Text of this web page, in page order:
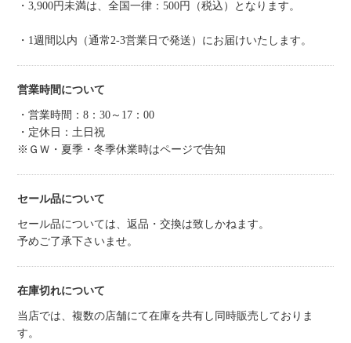
・3,900円未満は、全国一律：500円（税込）となります。
・1週間以内（通常2-3営業日で発送）にお届けいたします。
営業時間について
・営業時間：8：30～17：00
・定休日：土日祝
※ＧＷ・夏季・冬季休業時はページで告知
セール品について
セール品については、返品・交換は致しかねます。
予めご了承下さいませ。
在庫切れについて
当店では、複数の店舗にて在庫を共有し同時販売しておりま
す。